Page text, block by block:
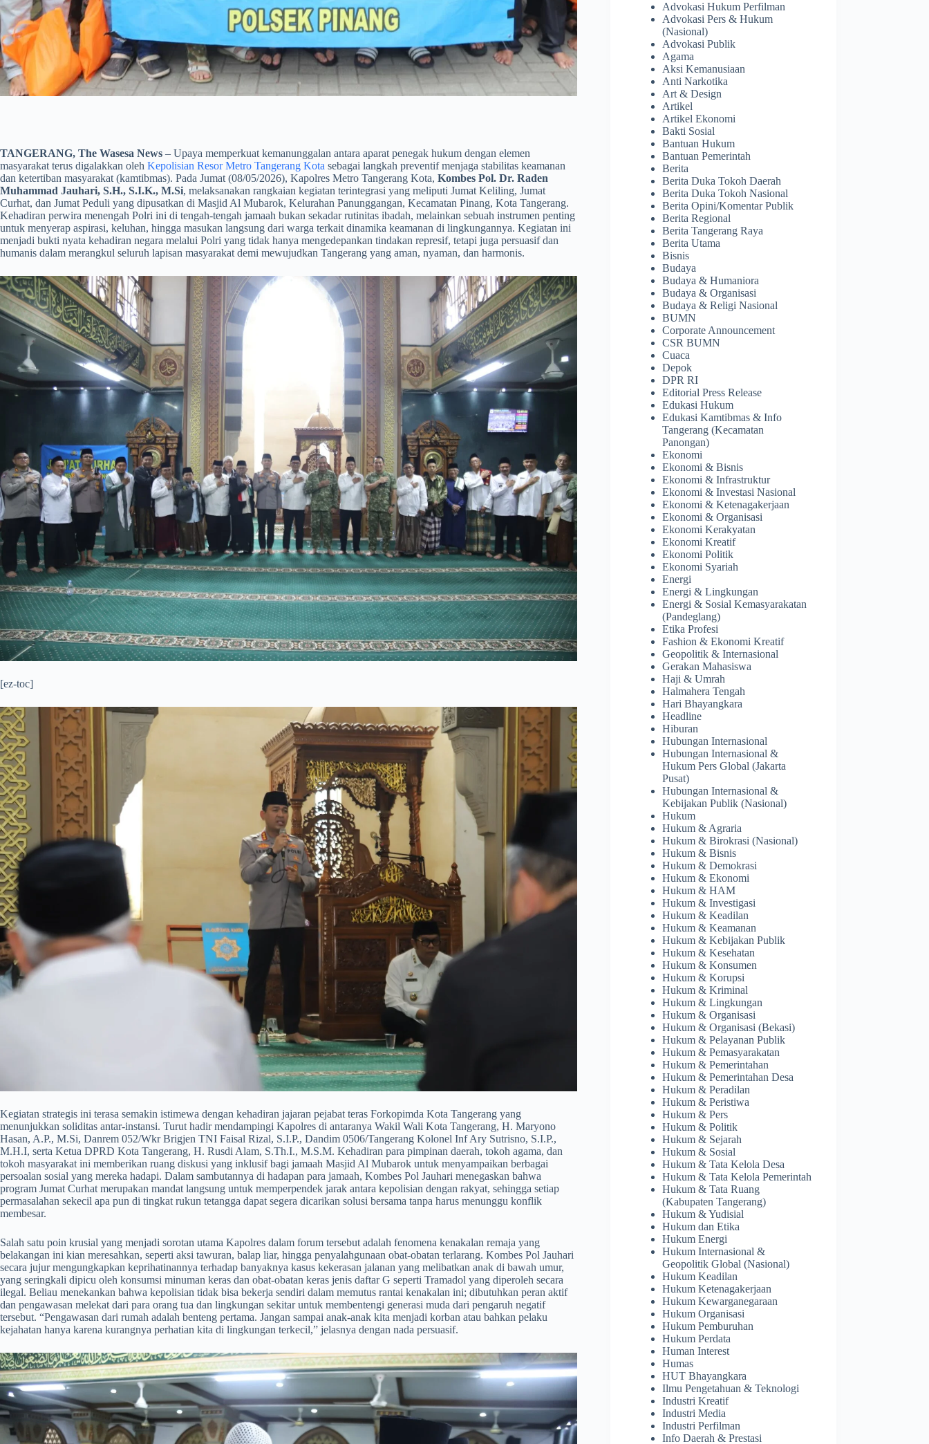
TANGERANG, The Wasesa News – Upaya memperkuat kemanunggalan antara aparat penegak hukum dengan elemen
masyarakat terus digalakkan oleh Kepolisian Resor Metro Tangerang Kota sebagai langkah preventif menjaga stabilitas keamanan
dan ketertiban masyarakat (kamtibmas). Pada Jumat (08/05/2026), Kapolres Metro Tangerang Kota, Kombes Pol. Dr. Raden
Muhammad Jauhari, S.H., S.I.K., M.Si, melaksanakan rangkaian kegiatan terintegrasi yang meliputi Jumat Keliling, Jumat
Curhat, dan Jumat Peduli yang dipusatkan di Masjid Al Mubarok, Kelurahan Panunggangan, Kecamatan Pinang, Kota Tangerang.
Kehadiran perwira menengah Polri ini di tengah-tengah jamaah bukan sekadar rutinitas ibadah, melainkan sebuah instrumen penting
untuk menyerap aspirasi, keluhan, hingga masukan langsung dari warga terkait dinamika keamanan di lingkungannya. Kegiatan ini
menjadi bukti nyata kehadiran negara melalui Polri yang tidak hanya mengedepankan tindakan represif, tetapi juga persuasif dan
humanis dalam merangkul seluruh lapisan masyarakat demi mewujudkan Tangerang yang aman, nyaman, dan harmonis.
[ez-toc]
​Kegiatan strategis ini terasa semakin istimewa dengan kehadiran jajaran pejabat teras Forkopimda Kota Tangerang yang
menunjukkan soliditas antar-instansi. Turut hadir mendampingi Kapolres di antaranya Wakil Wali Kota Tangerang, H. Maryono
Hasan, A.P., M.Si, Danrem 052/Wkr Brigjen TNI Faisal Rizal, S.I.P., Dandim 0506/Tangerang Kolonel Inf Ary Sutrisno, S.I.P.,
M.H.I, serta Ketua DPRD Kota Tangerang, H. Rusdi Alam, S.Th.I., M.S.M. Kehadiran para pimpinan daerah, tokoh agama, dan
tokoh masyarakat ini memberikan ruang diskusi yang inklusif bagi jamaah Masjid Al Mubarok untuk menyampaikan berbagai
persoalan sosial yang mereka hadapi. Dalam sambutannya di hadapan para jamaah, Kombes Pol Jauhari menegaskan bahwa
program Jumat Curhat merupakan mandat langsung untuk memperpendek jarak antara kepolisian dengan rakyat, sehingga setiap
permasalahan sekecil apa pun di tingkat rukun tetangga dapat segera dicarikan solusi bersama tanpa harus menunggu konflik
membesar.
​Salah satu poin krusial yang menjadi sorotan utama Kapolres dalam forum tersebut adalah fenomena kenakalan remaja yang
belakangan ini kian meresahkan, seperti aksi tawuran, balap liar, hingga penyalahgunaan obat-obatan terlarang. Kombes Pol Jauhari
secara jujur mengungkapkan keprihatinannya terhadap banyaknya kasus kekerasan jalanan yang melibatkan anak di bawah umur,
yang seringkali dipicu oleh konsumsi minuman keras dan obat-obatan keras jenis daftar G seperti Tramadol yang diperoleh secara
ilegal. Beliau menekankan bahwa kepolisian tidak bisa bekerja sendiri dalam memutus rantai kenakalan ini; dibutuhkan peran aktif
dan pengawasan melekat dari para orang tua dan lingkungan sekitar untuk membentengi generasi muda dari pengaruh negatif
tersebut. “Pengawasan dari rumah adalah benteng pertama. Jangan sampai anak-anak kita menjadi korban atau bahkan pelaku
kejahatan hanya karena kurangnya perhatian kita di lingkungan terkecil,” jelasnya dengan nada persuasif.
Advokasi Hukum Perfilman
Advokasi Pers & Hukum
(Nasional)
Advokasi Publik
Agama
Aksi Kemanusiaan
Anti Narkotika
Art & Design
Artikel
Artikel Ekonomi
Bakti Sosial
Bantuan Hukum
Bantuan Pemerintah
Berita
Berita Duka Tokoh Daerah
Berita Duka Tokoh Nasional
Berita Opini/Komentar Publik
Berita Regional
Berita Tangerang Raya
Berita Utama
Bisnis
Budaya
Budaya & Humaniora
Budaya & Organisasi
Budaya & Religi Nasional
BUMN
Corporate Announcement
CSR BUMN
Cuaca
Depok
DPR RI
Editorial Press Release
Edukasi Hukum
Edukasi Kamtibmas & Info
Tangerang (Kecamatan
Panongan)
Ekonomi
Ekonomi & Bisnis
Ekonomi & Infrastruktur
Ekonomi & Investasi Nasional
Ekonomi & Ketenagakerjaan
Ekonomi & Organisasi
Ekonomi Kerakyatan
Ekonomi Kreatif
Ekonomi Politik
Ekonomi Syariah
Energi
Energi & Lingkungan
Energi & Sosial Kemasyarakatan
(Pandeglang)
Etika Profesi
Fashion & Ekonomi Kreatif
Geopolitik & Internasional
Gerakan Mahasiswa
Haji & Umrah
Halmahera Tengah
Hari Bhayangkara
Headline
Hiburan
Hubungan Internasional
Hubungan Internasional &
Hukum Pers Global (Jakarta
Pusat)
Hubungan Internasional &
Kebijakan Publik (Nasional)
Hukum
Hukum & Agraria
Hukum & Birokrasi (Nasional)
Hukum & Bisnis
Hukum & Demokrasi
Hukum & Ekonomi
Hukum & HAM
Hukum & Investigasi
Hukum & Keadilan
Hukum & Keamanan
Hukum & Kebijakan Publik
Hukum & Kesehatan
Hukum & Konsumen
Hukum & Korupsi
Hukum & Kriminal
Hukum & Lingkungan
Hukum & Organisasi
Hukum & Organisasi (Bekasi)
Hukum & Pelayanan Publik
Hukum & Pemasyarakatan
Hukum & Pemerintahan
Hukum & Pemerintahan Desa
Hukum & Peradilan
Hukum & Peristiwa
Hukum & Pers
Hukum & Politik
Hukum & Sejarah
Hukum & Sosial
Hukum & Tata Kelola Desa
Hukum & Tata Kelola Pemerintah
Hukum & Tata Ruang
(Kabupaten Tangerang)
Hukum & Yudisial
Hukum dan Etika
Hukum Energi
Hukum Internasional &
Geopolitik Global (Nasional)
Hukum Keadilan
Hukum Ketenagakerjaan
Hukum Kewarganegaraan
Hukum Organisasi
Hukum Pemburuhan
Hukum Perdata
Human Interest
Humas
HUT Bhayangkara
Ilmu Pengetahuan & Teknologi
Industri Kreatif
Industri Media
Industri Perfilman
Info Daerah & Prestasi